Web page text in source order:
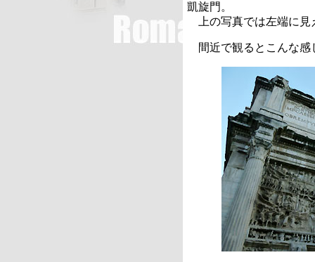
凱旋門。
上の写真では左端に見
間近で観るとこんな感